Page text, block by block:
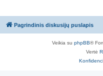
Pagrindinis diskusijų puslapis
Veikia su phpBB®
Vertė